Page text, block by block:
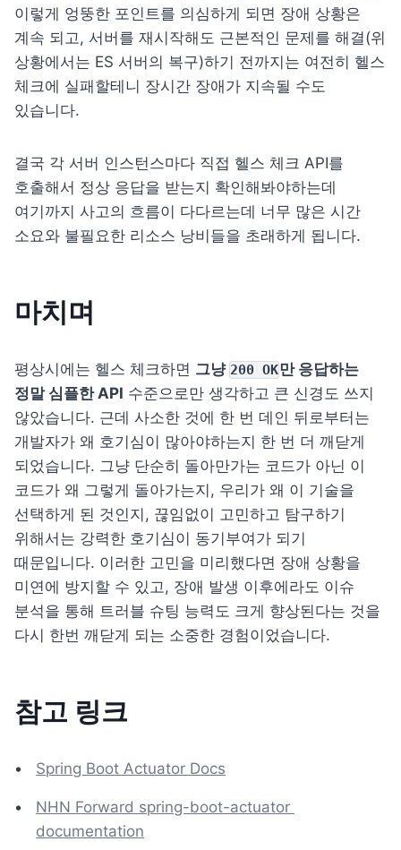
이렇게 엉뚱한 포인트를 의심하게 되면 장애 상황은
계속 되고, 서버를 재시작해도 근본적인 문제를 해결(위
상황에서는 ES 서버의 복구)하기 전까지는 여전히 헬스
체크에 실패할테니 장시간 장애가 지속될 수도
있습니다.
결국 각 서버 인스턴스마다 직접 헬스 체크 API를
호출해서 정상 응답을 받는지 확인해봐야하는데
여기까지 사고의 흐름이 다다르는데 너무 많은 시간
소요와 불필요한 리소스 낭비들을 초래하게 됩니다.
마치며
평상시에는 헬스 체크하면 그냥 200 OK만 응답하는
정말 심플한 API 수준으로만 생각하고 큰 신경도 쓰지
않았습니다. 근데 사소한 것에 한 번 데인 뒤로부터는
개발자가 왜 호기심이 많아야하는지 한 번 더 깨닫게
되었습니다. 그냥 단순히 돌아만가는 코드가 아닌 이
코드가 왜 그렇게 돌아가는지, 우리가 왜 이 기술을
선택하게 된 것인지, 끊임없이 고민하고 탐구하기
위해서는 강력한 호기심이 동기부여가 되기
때문입니다. 이러한 고민을 미리했다면 장애 상황을
미연에 방지할 수 있고, 장애 발생 이후에라도 이슈
분석을 통해 트러블 슈팅 능력도 크게 향상된다는 것을
다시 한번 깨닫게 되는 소중한 경험이었습니다.
참고 링크
Spring Boot Actuator Docs
NHN Forward spring-boot-actuator
documentation